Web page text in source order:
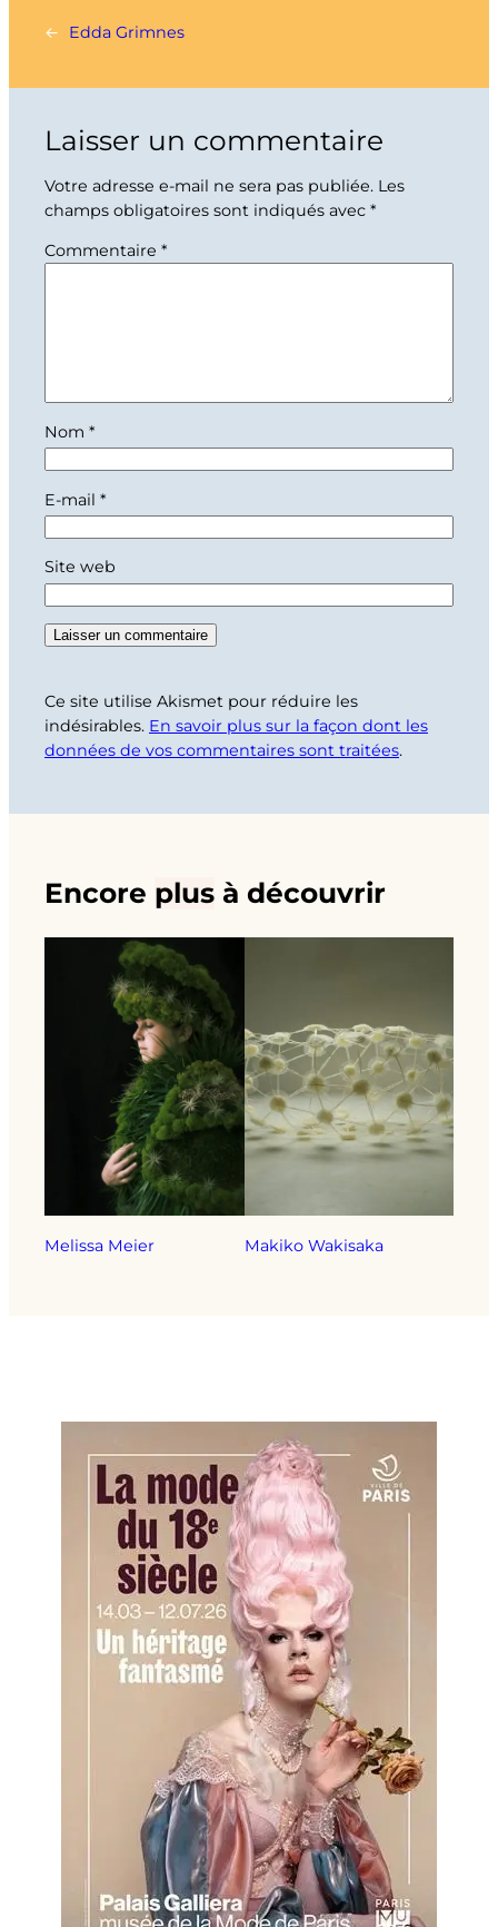
← Edda Grimnes
Laisser un commentaire
Votre adresse e-mail ne sera pas publiée. Les
champs obligatoires sont indiqués avec *
Commentaire *
Nom *
E-mail *
Site web
Ce site utilise Akismet pour réduire les
indésirables. En savoir plus sur la façon dont les
données de vos commentaires sont traitées.
Encore plus à découvrir
Melissa Meier Makiko Wakisaka